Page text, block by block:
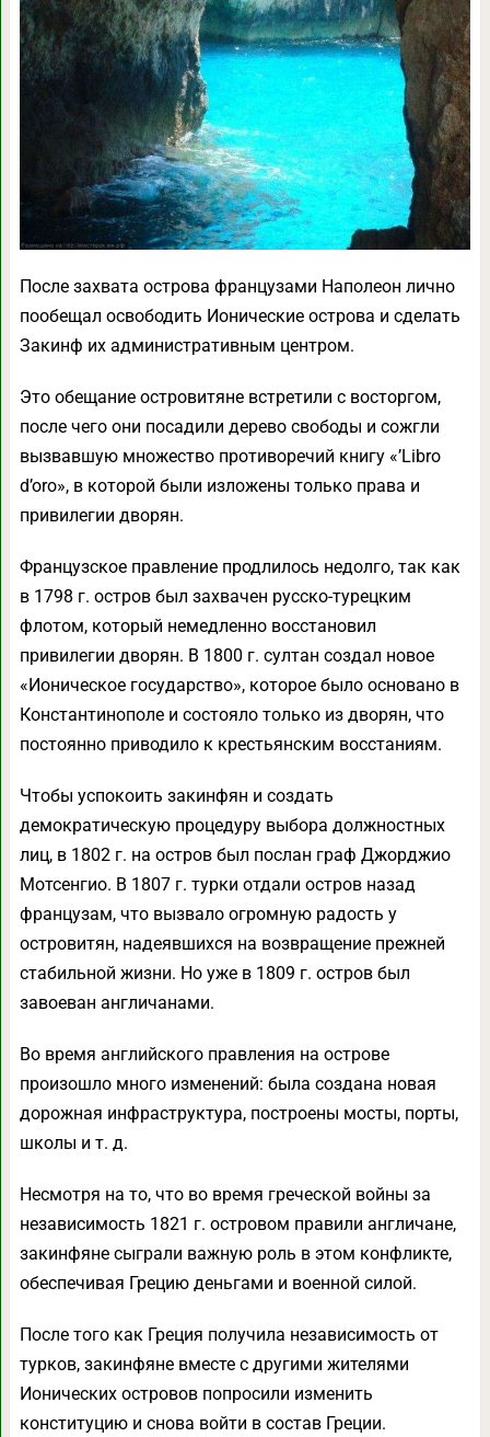
После захвата острова французами Наполеон лично
пообещал освободить Ионические острова и сделать
Закинф их административным центром.
Это обещание островитяне встретили с восторгом,
после чего они посадили дерево свободы и сожгли
вызвавшую множество противоречий книгу «’Libro
d’oro», в которой были изложены только права и
привилегии дворян.
Французское правление продлилось недолго, так как
в 1798 г. остров был захвачен русско-турецким
флотом, который немедленно восстановил
привилегии дворян. В 1800 г. султан создал новое
«Ионическое государство», которое было основано в
Константинополе и состояло только из дворян, что
постоянно приводило к крестьянским восстаниям.
Чтобы успокоить закинфян и создать
демократическую процедуру выбора должностных
лиц, в 1802 г. на остров был послан граф Джорджио
Мотсенгио. В 1807 г. турки отдали остров назад
французам, что вызвало огромную радость у
островитян, надеявшихся на возвращение прежней
стабильной жизни. Но уже в 1809 г. остров был
завоеван англичанами.
Во время английского правления на острове
произошло много изменений: была создана новая
дорожная инфраструктура, построены мосты, порты,
школы и т. д.
Несмотря на то, что во время греческой войны за
независимость 1821 г. островом правили англичане,
закинфяне сыграли важную роль в этом конфликте,
обеспечивая Грецию деньгами и военной силой.
После того как Греция получила независимость от
турков, закинфяне вместе с другими жителями
Ионических островов попросили изменить
конституцию и снова войти в состав Греции.